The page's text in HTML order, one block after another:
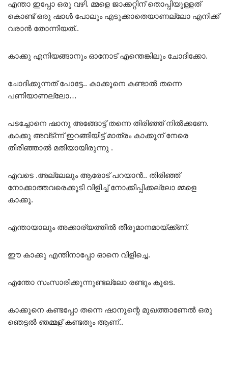
എന്താ ഇപ്പോ ഒരു വഴി. മ്മളെ ജാക്കറ്റിന് തൊപ്പിയുള്ളത്
കൊണ്ട് ഒരു ഷാൾ പോലും എടുക്കാതെയാണല്ലോ എനിക്ക്
വരാൻ തോന്നിയത്..
കാക്കു എനിയങ്ങാനും ഓനോട് എന്തെങ്കിലും ചോദിക്കോ.
ചോദിക്കുന്നത് പോട്ടേ.. കാക്കൂനെ കണ്ടാൽ തന്നെ
പണിയാണല്ലോ…
പടച്ചോനെ ഷാനു അങ്ങോട്ട് തന്നെ തിരിഞ്ഞ് നിൽക്കണേ.
കാക്കു അവ്ട്ന്ന് ഇറങ്ങിയിട്ട് മാത്രം കാക്കൂന് നേരെ
തിരിഞ്ഞാൽ മതിയായിരുന്നു .
എവടെ .അല്ലേലും ആരോട് പറയാൻ.. തിരിഞ്ഞ്
നോക്കാത്തവരെക്കൂടി വിളിച്ച് നോക്കിപ്പിക്കല്ലോ മ്മളെ
കാക്കൂ.
എന്തായാലും അക്കാര്യത്തിൽ തീരുമാനമായ്ക്ക്ണ്.
ഈ കാക്കു എന്തിനാപ്പോ ഓനെ വിളിച്ചെ.
എന്തോ സംസാരിക്കുന്നുണ്ടല്ലോ രണ്ടും കൂടെ.
കാക്കൂനെ കണ്ടപ്പോ തന്നെ ഷാനൂന്റെ മുഖത്താണേൽ ഒരു
ഞെട്ടൽ ഞമ്മള് കണ്ടതും ആണ്..